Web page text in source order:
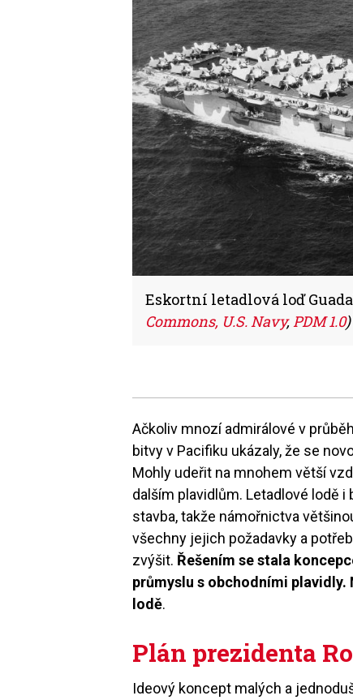
Eskortní letadlová loď
Commons, U.S. Navy,PDM 1.0)
Ačkoliv mnozí admirálové v
bitvy v Pacifiku ukázaly, že se
Mohly udeřit na mnohem větší
dalším plavidlům. Letadlové lodě
stavba, takže námořnictva
všechny jejich požadavky a
zvýšit. Řešením se stala
průmyslu s obchodními
lodě.
Plán prezidenta
Ideový koncept malých a